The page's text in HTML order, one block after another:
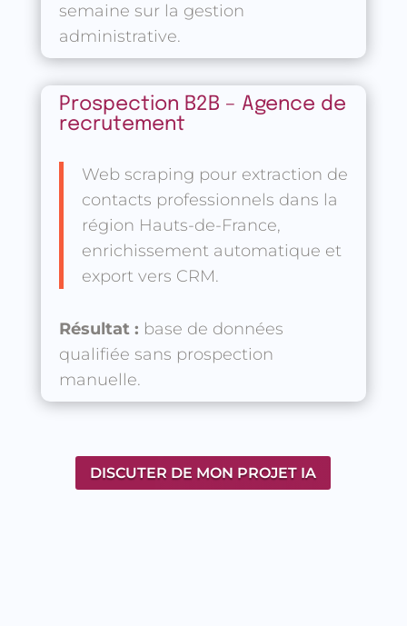
semaine sur la gestion
administrative.
Prospection B2B – Agence de
recrutement
Web scraping pour extraction de
contacts professionnels dans la
région Hauts-de-France,
enrichissement automatique et
export vers CRM.
Résultat : base de données
qualifiée sans prospection
manuelle.
DISCUTER DE MON PROJET IA